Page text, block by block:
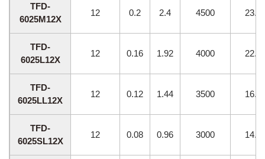
TFD-
6025M12X
12 0.2 2.4 4500
TFD-
6025L12X
12 0.16 1.92 4000
TFD-
6025LL12X
12 0.12 1.44 3500
TFD-
6025SL12X
12 0.08 0.96 3000